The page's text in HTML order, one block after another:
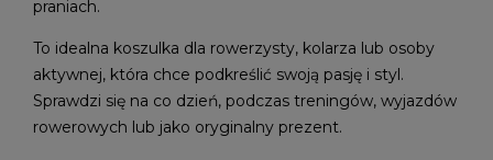
praniach.
To idealna koszulka dla rowerzysty, kolarza lub osoby
aktywnej, która chce podkreślić swoją pasję i styl.
Sprawdzi się na co dzień, podczas treningów, wyjazdów
rowerowych lub jako oryginalny prezent.